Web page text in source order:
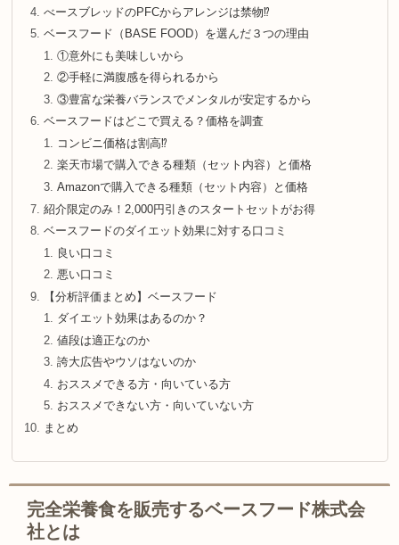
べースブレッドのPFCからアレンジは禁物⁉
ベースフード（BASE FOOD）を選んだ３つの理由
①意外にも美味しいから
②手軽に満腹感を得られるから
③豊富な栄養バランスでメンタルが安定するから
ベースフードはどこで買える？価格を調査
コンビニ価格は割高⁉
楽天市場で購入できる種類（セット内容）と価格
Amazonで購入できる種類（セット内容）と価格
紹介限定のみ！2,000円引きのスタートセットがお得
ベースフードのダイエット効果に対する口コミ
良い口コミ
悪い口コミ
【分析評価まとめ】ベースフード
ダイエット効果はあるのか？
値段は適正なのか
誇大広告やウソはないのか
おススメできる方・向いている方
おススメできない方・向いていない方
まとめ
完全栄養食を販売するベースフード株式会
社とは